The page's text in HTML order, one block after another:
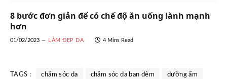
8 bước đơn giản để có chế độ ăn uống lành mạnh
hơn
01/02/2023 LÀM ĐẸP DA 4 Mins Read
TAGS : chăm sóc da chăm sóc da ban đêm dưỡng ẩm